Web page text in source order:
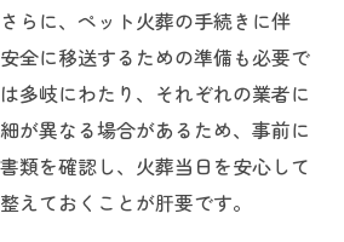
らに、ペット火葬の手続きに伴
全に移送するための準備も必要で
多岐にわたり、それぞれの業者に
が異なる場合があるため、事前に
類を確認し、火葬当日を安心して
えておくことが肝要です。